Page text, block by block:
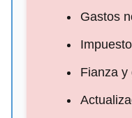
Gastos
Fianza y